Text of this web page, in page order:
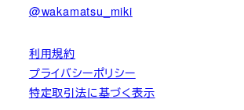
@wakamatsu_miki
利用規約
プライバシーポリシー
特定取引法に基づく表示